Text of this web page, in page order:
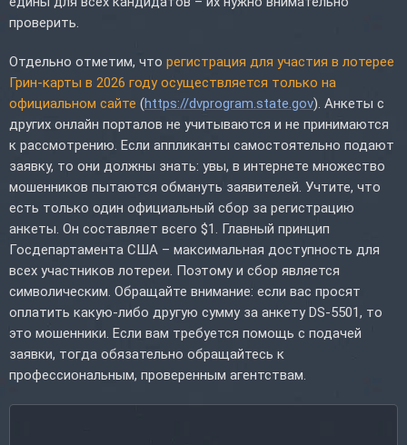
проверить.
Отдельно отметим, что регистрация для участия в лотерее
Грин-карты в 2026 году осуществляется только на
официальном сайте (https://dvprogram.state.gov). Анкеты с
других онлайн порталов не учитываются и не принимаются
к рассмотрению. Если аппликанты самостоятельно подают
заявку, то они должны знать: увы, в интернете множество
мошенников пытаются обмануть заявителей. Учтите, что
есть только один официальный сбор за регистрацию
анкеты. Он составляет всего $1. Главный принцип
Госдепартамента США – максимальная доступность для
всех участников лотереи. Поэтому и сбор является
символическим. Обращайте внимание: если вас просят
оплатить какую-либо другую сумму за анкету DS-5501, то
это мошенники. Если вам требуется помощь с подачей
заявки, тогда обязательно обращайтесь к
профессиональным, проверенным агентствам.